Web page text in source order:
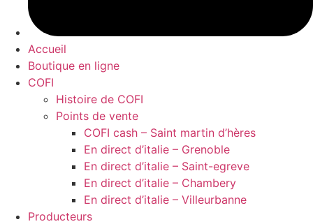
Accueil
Boutique en ligne
COFI
Histoire de COFI
Points de vente
COFI cash – Saint martin d’hères
En direct d’italie – Grenoble
En direct d’italie – Saint-egreve
En direct d’italie – Chambery
En direct d’italie – Villeurbanne
Producteurs